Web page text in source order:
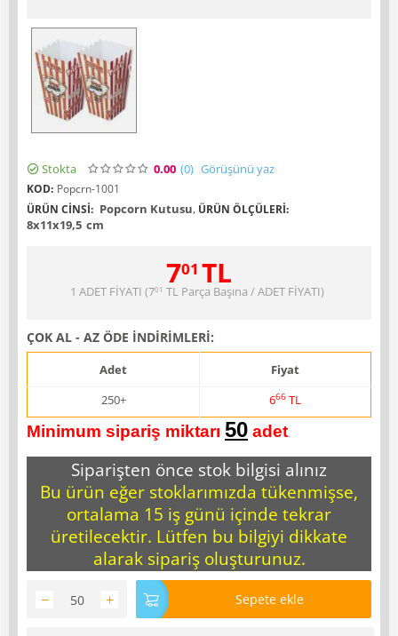
Stokta 0.00 (0) Görüşünü yaz
KOD: Popcrn-1001
ÜRÜN CINSI: Popcorn Kutusu, ÜRÜN ÖLÇÜLERI:
8x11x19,5 cm
701 TL
1 ADET FİYATI (701 TLParça Başına / ADET FİYATI)
ÇOK AL - AZ ÖDE İNDİRİMLERİ:
Adet
Fiyat
250+
666 TL
Minimum sipariş miktarı 50 adet.
Siparişten önce stok bilgisi alınız
Bu ürün eğer stoklarımızda tükenmişse,
ortalama 15 iş günü içinde tekrar
üretilecektir. Lütfen bu bilgiyi dikkate
alarak sipariş oluşturunuz.
+
− Sepete ekle